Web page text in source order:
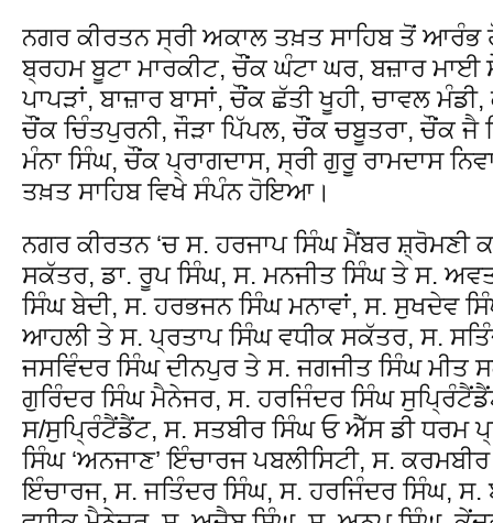
ਨਗਰ ਕੀਰਤਨ ਸ੍ਰੀ ਅਕਾਲ ਤਖ਼ਤ ਸਾਹਿਬ ਤੋਂ ਆਰੰਭ
ਬ੍ਰਹਮ ਬੂਟਾ ਮਾਰਕੀਟ, ਚੌਂਕ ਘੰਟਾ ਘਰ, ਬਜ਼ਾਰ ਮਾਈ
ਪਾਪੜਾਂ, ਬਾਜ਼ਾਰ ਬਾਸਾਂ, ਚੌਂਕ ਛੱਤੀ ਖੂਹੀ, ਚਾਵਲ
ਚੌਂਕ ਚਿੰਤਪੁਰਨੀ, ਜੌੜਾ ਪਿੱਪਲ, ਚੌਂਕ ਚਬੂਤਰਾ, ਚੌਂਕ
ਮੰਨਾ ਸਿੰਘ, ਚੌਂਕ ਪ੍ਰਾਗਦਾਸ, ਸ੍ਰੀ ਗੁਰੂ ਰਾਮਦਾਸ
ਤਖ਼ਤ ਸਾਹਿਬ ਵਿਖੇ ਸੰਪੰਨ ਹੋਇਆ।
ਨਗਰ ਕੀਰਤਨ ‘ਚ ਸ. ਹਰਜਾਪ ਸਿੰਘ ਮੈਂਬਰ ਸ਼੍ਰੋਮਣੀ
ਸਕੱਤਰ, ਡਾ. ਰੂਪ ਸਿੰਘ, ਸ. ਮਨਜੀਤ ਸਿੰਘ ਤੇ ਸ.
ਸਿੰਘ ਬੇਦੀ, ਸ. ਹਰਭਜਨ ਸਿੰਘ ਮਨਾਵਾਂ, ਸ. ਸੁਖਦੇਵ
ਆਹਲੀ ਤੇ ਸ. ਪ੍ਰਤਾਪ ਸਿੰਘ ਵਧੀਕ ਸਕੱਤਰ, ਸ.
ਜਸਵਿੰਦਰ ਸਿੰਘ ਦੀਨਪੁਰ ਤੇ ਸ. ਜਗਜੀਤ ਸਿੰਘ ਮੀਤ
ਗੁਰਿੰਦਰ ਸਿੰਘ ਮੈਨੇਜਰ, ਸ. ਹਰਜਿੰਦਰ ਸਿੰਘ
ਸ/ਸੁਪ੍ਰਿੰਟੈਂਡੈਂਟ, ਸ. ਸਤਬੀਰ ਸਿੰਘ ਓ ਐੱਸ ਡੀ ਧਰਮ
ਸਿੰਘ ‘ਅਨਜਾਣ’ ਇੰਚਾਰਜ ਪਬਲੀਸਿਟੀ, ਸ.
ਇੰਚਾਰਜ, ਸ. ਜਤਿੰਦਰ ਸਿੰਘ, ਸ. ਹਰਜਿੰਦਰ ਸਿੰਘ,